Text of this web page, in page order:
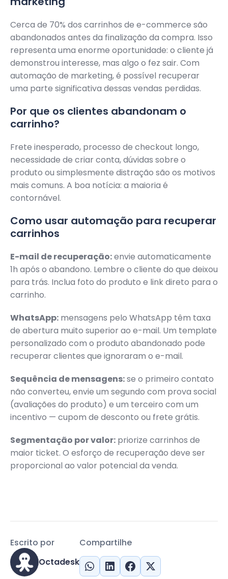
Cerca de 70% dos carrinhos de e-commerce são
abandonados antes da finalização da compra. Isso
representa uma enorme oportunidade: o cliente já
demonstrou interesse, mas algo o fez sair. Com
automação de marketing, é possível recuperar
uma parte significativa dessas vendas perdidas.
Por que os clientes abandonam o
carrinho?
Frete inesperado, processo de checkout longo,
necessidade de criar conta, dúvidas sobre o
produto ou simplesmente distração são os motivos
mais comuns. A boa notícia: a maioria é
contornável.
Como usar automação para recuperar
carrinhos
E-mail de recuperação:envie automaticamente
1h após o abandono. Lembre o cliente do que deixou
para trás. Inclua foto do produto e link direto para o
carrinho.
WhatsApp: mensagens pelo WhatsApp têm taxa
de abertura muito superior ao e-mail. Um template
personalizado com o produto abandonado pode
recuperar clientes que ignoraram o e-mail.
Sequência de mensagens:se o primeiro contato
não converteu, envie um segundo com prova social
(avaliações do produto) e um terceiro com um
incentivo — cupom de desconto ou frete grátis.
Segmentação por valor: priorize carrinhos de
maior ticket. O esforço de recuperação deve ser
proporcional ao valor potencial da venda.
Compartilhe
Escrito por
Octadesk